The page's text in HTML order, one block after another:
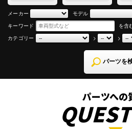
メーカー
モデル
キーワード
を含
カテゴリー
> >
パーツを
パーツへの